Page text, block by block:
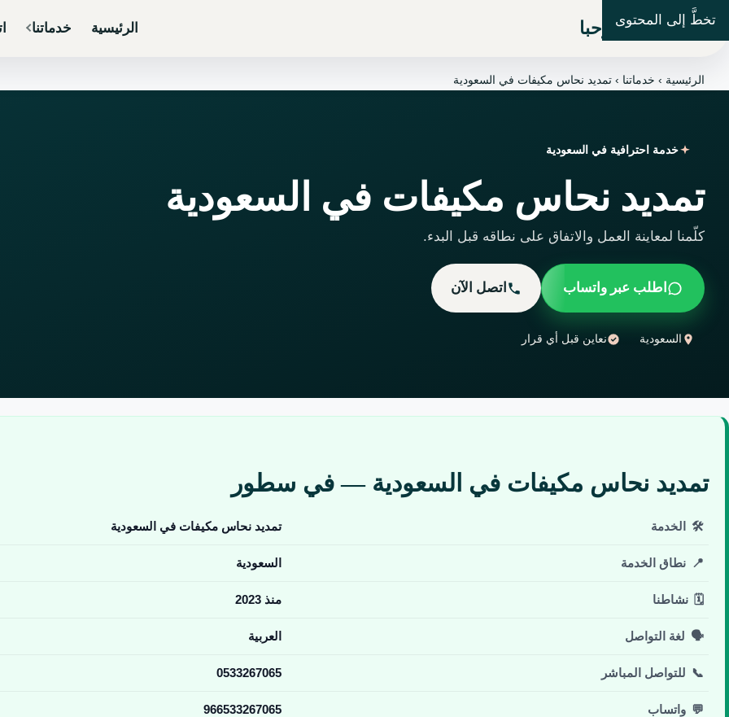
تخطَّ إلى المحتوى
شركة مرحبا الرئيسية خدماتنا
الرئيسية › خدماتنا › تمديد نحاس مكيفات في السعودية
خدمة احترافية في السعودية
تمديد نحاس مكيفات في السعودية
كلّمنا لمعاينة العمل والاتفاق على نطاقه قبل البدء.
اطلب عبر واتساب اتصل الآن
السعودية نعاين قبل أي قرار
تمديد نحاس مكيفات في السعودية — في سطور
🛠️ الخدمة تمديد نحاس مكيفات في السعودية
📍 نطاق الخدمة السعودية
🗓️ نشاطنا منذ 2023
🗣️ لغة التواصل العربية
📞 للتواصل المباشر 0533267065
💬 واتساب 966533267065